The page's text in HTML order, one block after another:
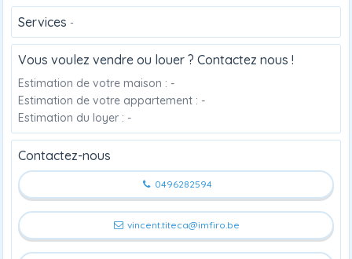
Services -
Vous voulez vendre ou louer ? Contactez nous !
Estimation de votre maison : -
Estimation de votre appartement : -
Estimation du loyer : -
Contactez-nous
0496282594
vincent.titeca@imfiro.be